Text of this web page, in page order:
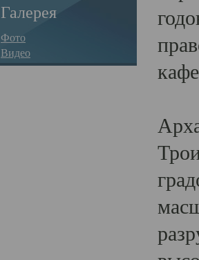
Галерея
Фото
Видео